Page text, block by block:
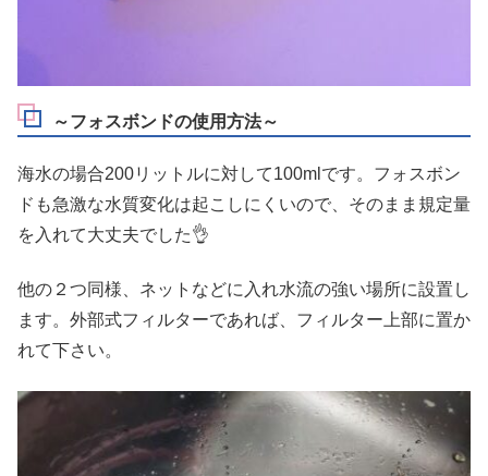
～フォスボンドの使用方法～
海水の場合200リットルに対して100mlです。フォスボン
ドも急激な水質変化は起こしにくいので、そのまま規定量
を入れて大丈夫でした👌
他の２つ同様、ネットなどに入れ水流の強い場所に設置し
ます。外部式フィルターであれば、フィルター上部に置か
れて下さい。